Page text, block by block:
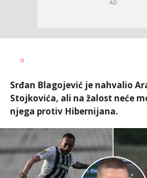
AUTOR
0
Srđan Blagojević je nahvalio
Stojkovića, ali na žalost neće
njega protiv Hibernijana.